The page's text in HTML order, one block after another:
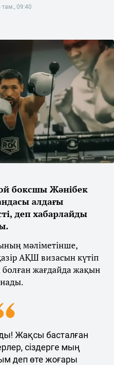
09:40
боксшы Жәнібек
алдағы
деп хабарлайды
мәліметінше,
АҚШ визасын күтіп
жағдайда жақын
Жақсы басталған
сіздерге мың
деп өте жоғары